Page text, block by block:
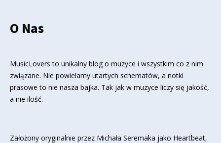
O Nas
MusicLovers to unikalny blog o muzyce i wszystkim co z nim
związane. Nie powielamy utartych schematów, a notki
prasowe to nie nasza bajka. Tak jak w muzyce liczy się jakość,
a nie ilość.
Założony oryginalnie przez Michała Seremaka jako Heartbeat,